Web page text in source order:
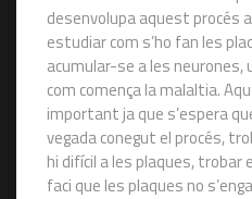
desenvolupa aquest procés
estudiar com s’ho fan les
acumular-se a les
com comença la malaltia.
important ja que s’espera
vegada conegut el procés,
hi difícil a les plaques,
faci que les plaques no